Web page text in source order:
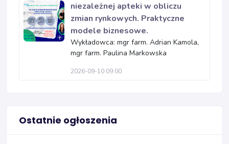
niezależnej apteki w obliczu
zmian rynkowych. Praktyczne
modele biznesowe.
Wykładowca: mgr farm. Adrian Kamola,
mgr farm. Paulina Markowska
2026-09-10 09:00
Ostatnie ogłoszenia